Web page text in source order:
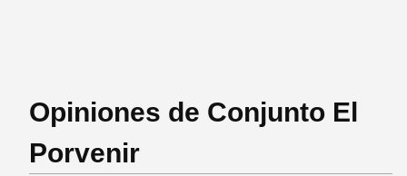
Opiniones de Conjunto El
Porvenir